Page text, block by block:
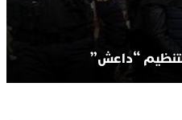
لتنظيم “داعش”